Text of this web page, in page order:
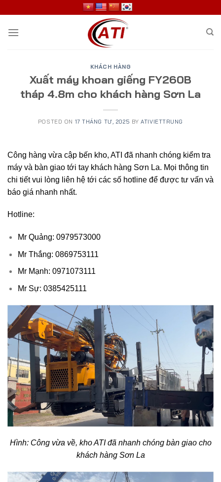
to
content
KHÁCH HÀNG
Xuất máy khoan giếng FY260B
tháp 4.8m cho khách hàng Sơn La
POSTED ON 17 THÁNG TƯ, 2025 BYATIVIETTRUNG
Công hàng vừa cập bến kho, ATI đã nhanh chóng kiểm tra
máy và bàn giao tới tay khách hàng Sơn La. Mọi thông tin
chi tiết vui lòng liên hệ tới các số hotline để được tư vấn và
báo giá nhanh nhất.
Hotline:
Mr Quảng: 0979573000
Mr Thắng: 0869753111
Mr Mạnh: 0971073111
Mr Sự: 0385425111
Hình: Công vừa về, kho ATI đã nhanh chóng bàn giao cho
khách hàng Sơn La